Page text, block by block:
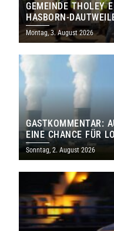
GEMEINDE THOLEY
HASBORN-
MILLIONEN EURO
Montag, 3. August 2026
GASTKOMMENTAR:
EINE CHANCE FÜR
SAARLAND
Sonntag, 2. August 2026